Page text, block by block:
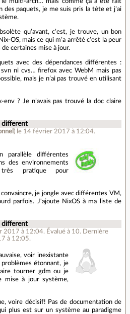
multi-arch… mais comme ça a été fait
paquets, je me suis pris la tête et j’ai
qu’avant, c’est, je trouve, un bon
OS, mais ce qui m’a arrêté c’est la peur
certaines mise à jour.
avec des dépendances différentes :
ni cvs… firefox avec WebM mais pas
mais je n’ai pas trouvé en utilisant
? Je n’avais pas trouvé la doc claire
different
) le 14 février 2017 à 12:04.
parallèle différentes
des environnements
très pratique pour
je jongle avec différentes VM,
parfois. J'ajoute NixOS à ma liste de
different
2017 à 12:04. Évalué à 10. Dernière
à 12:05.
voir inexistante
étonnant, je
tourner gdm ou je
mise à jour système,
voire décisif! Pas de documentation de
plus est sur un système au paradigme